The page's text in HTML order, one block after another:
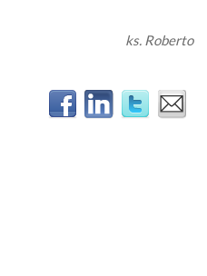
ks. Roberto